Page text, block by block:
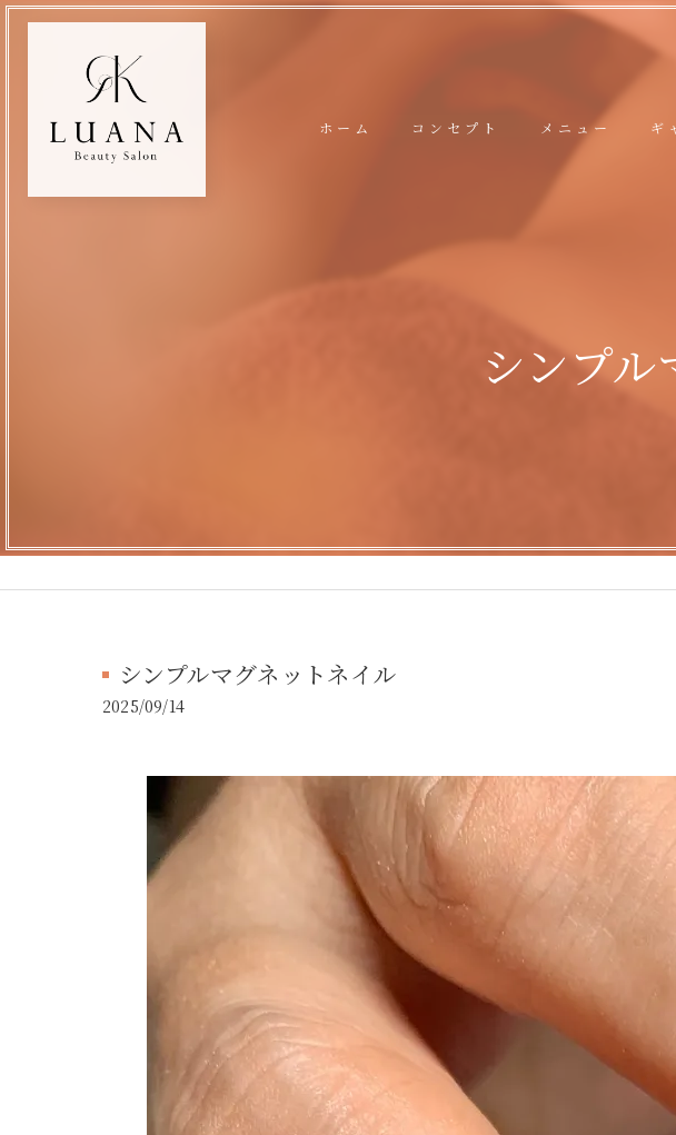
ホーム コンセプト メニュー ギ
シンプ
シンプルマグネットネイル
2025/09/14